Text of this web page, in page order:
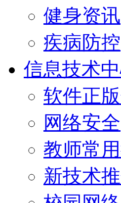
健身资讯
疾病防控
信息技术
软件正
网络安全
教师常
新技术